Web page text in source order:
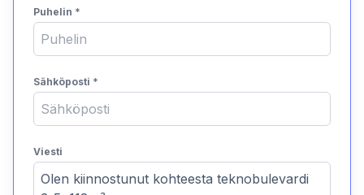
Puhelin *
Sähköposti *
Viesti